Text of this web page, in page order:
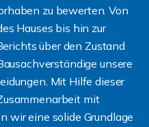
zu bewerten. Von
Hauses bis hin zur
über den Zustand
unsere
Mit Hilfe dieser
mit
wir eine solide Grundlage